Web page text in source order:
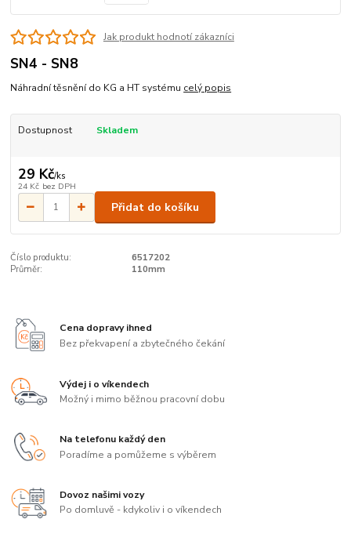
Jak produkt hodnotí zákazníci
SN4 - SN8
Náhradní těsnění do KG a HT systému celý popis
Dostupnost Skladem
29 Kč/ks
24 Kč bez DPH
Přidat do košíku
Číslo produktu:
6517202
Průměr:
110mm
Cena dopravy ihned
Bez překvapení a zbytečného čekání
Výdej i o víkendech
Možný i mimo běžnou pracovní dobu
Na telefonu každý den
Poradíme a pomůžeme s výběrem
Dovoz našimi vozy
Po domluvě - kdykoliv i o víkendech